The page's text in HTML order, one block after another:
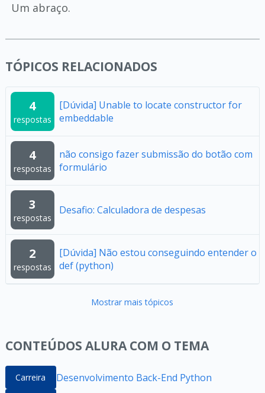
Um abraço.
TÓPICOS RELACIONADOS
4
respostas
[Dúvida] Unable to locate constructor for
embeddable
4
respostas
não consigo fazer submissão do botão com
formulário
3
respostas
Desafio: Calculadora de despesas
2
respostas
[Dúvida] Não estou conseguindo entender o
def (python)
Mostrar mais tópicos
CONTEÚDOS ALURA COM O TEMA
Carreira Desenvolvimento Back-End Python